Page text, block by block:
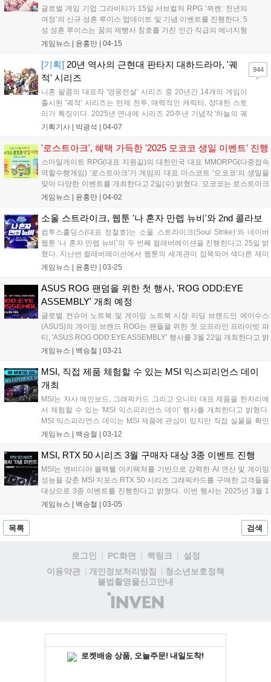
글로벌 게임 기업 그라비티가 15일 서브컬처 RPG ‘뮈렌: 천년의
여정’의 신규 성흔 루이스 업데이트 및 기념 이벤트를 진행한다. 5
성 성흔 루이스는 꿈의 제빵사 칭호를 가진 인간 직급의 에너지형
성흔으로 귀여운 외모와 함께 독을 잘 다루는 점이 특징이다. 주
를 회복시켜주며 4턴 동안 목표물...
게임뉴스 | 윤홍만 04-15
[기획] 20년 역사의 근현대 판타지 대하드라마, '궤
적' 시리즈
니혼 팔콤의 대표작 '영웅전설' 시리즈 중 20년간 14개의 게임이
출시된 '궤적' 시리즈는 턴제 전투, 매력적인 캐릭터, 장대한 스토
리가 특징이다. 2025년 연내에 시리즈 20주년 기념작 '하늘의 궤
적 the 1st' 풀 리메이크 버전이 닌텐도, PS5, 스팀으로 출시될 예
궤적 1,2' 스팀 코드 증정 댓글 이벤트가 진행된다. 당첨자는 4월
15일 발표된다....
기획기사 | 박광석 04-07
944
'로스트아크', 혜택 가득한 '2025 모코코 생일 이벤트' 진행
스마일게이트 RPG(대표 지원길)의 대한민국 대표 MMORPG(다중접속
역할수행게임) ‘로스트아크’가 게임의 대표 마스코트 ‘모코코’의 생일을
맞아 다양한 이벤트를 개최한다고 2일(수) 밝혔다. 모코코는 로스트아크
세계관 속 특별한 씨앗을 모티브로 만들어진 캐릭터로 로스트아크 론칭
있다. 스...
게임뉴스 | 윤홍만 04-02
소울 스트라이크, 웹툰 '나 혼자 만렙 뉴비'와 2nd 콜라보
컴투스홀딩스(대표 정철호)는 소울 스트라이크(Soul Strike)’와 네이버
웹툰 ‘나 혼자 만렙 뉴비’의 두 번째 컬래버레이션을 진행한다고 25일 밝
혔다. 지난번 컬래버레이션에서 웹툰의 세계관이 접목되어 색다른 재미
를 선사한 바 있다. 이번에는 새로운 신화 스킬과 펫을 선보인다. ‘툼그레
게임뉴스 | 윤홍만 03-25
ASUS ROG 팬덤을 위한 첫 행사, 'ROG ODD:EYE
ASSEMBLY' 개최 예정
글로벌 컨슈머 노트북 및 게이밍 노트북 시장 리딩 브랜드인 에이수스
(ASUS)의 게이밍 브랜드 ROG는 팬들을 위한 첫 오프라인 프라이빗 파
티, 'ASUS ROG ODD:EYE ASSEMBLY' 행사를 3월 22일 개최한다고 밝
혔다. ODD:EYE는 ASUS ROG 공식 인스타그램 팔로워 투표를 통해 정
"3월 22일에 처음 발족하는 ASUS ROG ODD:EYE ASSEMBLY는 단순
일회성 오프라인 행사가 아닌, 장기적인 팬덤 활동을 독려하는 프라이빗
요소가 포함된 장기 프로젝트"라며 "ROG SAGA 세계관 요소로 꾸며진
행사장을 통해 ROG는 단순히 브랜드가 아닌, 하나의 강력한 게이밍 문
화임을 느끼게 될 것"이라고 전했다....
게임뉴스 | 백승철 03-21
MSI, 직접 제품 체험할 수 있는 MSI 익스피리언스 데이
개최
MSI는 자사 메인보드, 그래픽카드 그리고 모니터 대표 제품을 한자리에
서 체험할 수 있는 'MSI 익스피리언스 데이' 행사를 개최한다고 밝혔다.
MSI 익스피리언스 데이는 MSI 제품에 관심이 있지만 직접 실물을 확인
하거나 기능을 궁금해하던 소비자들에게 체험의 기회를 제공하는 취지
었던 본 행사는 메인보드와 그래픽카드까지 함께 아우르는 큰 행사로 발
전됐으며 더욱 풍성한 프로그램을 제공할 예정이라 밝혔다....
게임뉴스 | 백승철 03-12
MSI, RTX 50 시리즈 3월 구매자 대상 3종 이벤트 진행
MSI는 엔비디아 블랙웰 아키텍쳐를 기반으로 강력한 AI 연산 및 게이밍
성능을 갖춘 MSI 지포스 RTX 50 시리즈 그래픽카드를 구매한 고객들을
대상으로 3종 이벤트를 진행한다고 밝혔다. 이번 행사는 2025년 3월 1
일부터 3월 31일까지 이벤트 대상 그래픽카드를 구매한 고객을 대상으
하는 언박싱 콘테스트와 사용기 이벤트, 그리고 스팀 월렛 35,000원 증
정 이벤트까지 총 세 가지로 진행된다. 이벤트 대상 제품 및 자세한 내용
게임뉴스 | 백승철 03-05
목록 검색
로그인 PC화면 퀵링크
설정
이용약관
개인정보처리방침
청소년보호정책
불법촬영물신고안내
(주)
인